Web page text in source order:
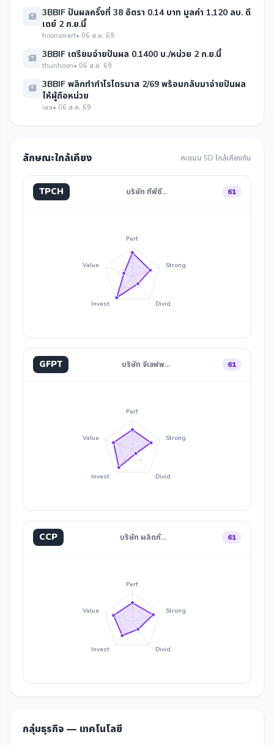
3BBIF ปันผลครั้งที่ 38 อัตรา 0.14 บาท มูลค่า 1,120 ลบ. ดี
เดย์ 2 ก.ย.นี้
hoonsmart• 06 ส.ค. 69
3BBIF เตรียมจ่ายปันผล 0.1400 บ./หน่วย 2 ก.ย.นี้
thunhoon• 06 ส.ค. 69
3BBIF พลิกทำกำไรไตรมาส 2/69 พร้อมกลับมาจ่ายปันผล
ให้ผู้ถือหน่วย
iaa• 06 ส.ค. 69
ลักษณะใกล้เคียง คะแนน 5D ใกล้เคียงกัน
TPCH บริษัท ทีพีซี… 61
Perf.
Strong
Divid.
Invest
Value
GFPT บริษัท จีเอฟพ… 61
Perf.
Strong
Divid.
Invest
Value
CCP บริษัท ผลิตภั… 61
Perf.
Strong
Divid.
Invest
Value
กลุ่มธุรกิจ — เทคโนโลยี